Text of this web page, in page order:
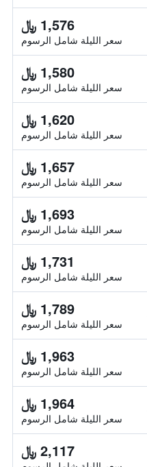
1,576 ﷼
سعر الليلة شامل الرسوم
1,580 ﷼
سعر الليلة شامل الرسوم
1,620 ﷼
سعر الليلة شامل الرسوم
1,657 ﷼
سعر الليلة شامل الرسوم
1,693 ﷼
سعر الليلة شامل الرسوم
1,731 ﷼
سعر الليلة شامل الرسوم
1,789 ﷼
سعر الليلة شامل الرسوم
1,963 ﷼
سعر الليلة شامل الرسوم
1,964 ﷼
سعر الليلة شامل الرسوم
2,117 ﷼